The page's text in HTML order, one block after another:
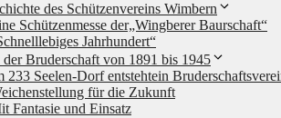
des Schützenvereins Wimbern
Schützenmesse der„Wingberer Baurschaft“
Jahrhundert“
Bruderschaft von 1891 bis 1945
233 Seelen-Dorf entstehtein
für die Zukunft
Fantasie und Einsatz